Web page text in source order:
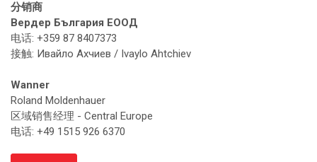
分销商
Вердер България ЕООД
电话: +359 87 8407373
接触: Ивайло Ахчиев / Ivaylo Ahtchiev
Wanner
Roland Moldenhauer
区域销售经理 - Central Europe
电话: +49 1515 926 6370